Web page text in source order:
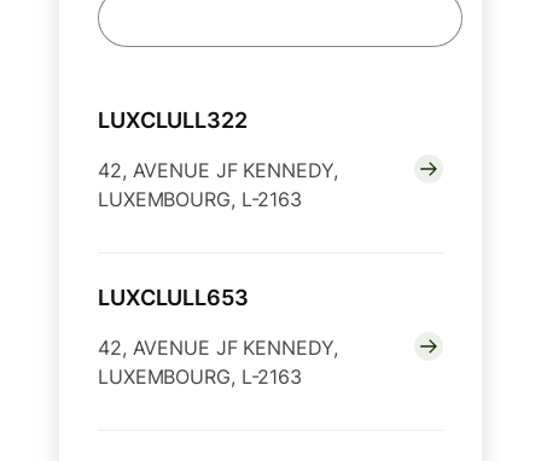
LUXCLULL322
42, AVENUE JF KENNEDY,
LUXEMBOURG, L-2163
LUXCLULL653
42, AVENUE JF KENNEDY,
LUXEMBOURG, L-2163